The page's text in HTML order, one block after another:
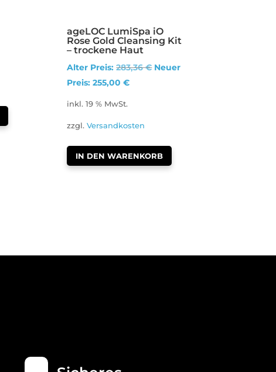
ageLOC LumiSpa iO
Rose Gold Cleansing Kit
– trockene Haut
Alter Preis: 283,36€ Ursprünglicher
Neuer
Preis: 255,00€Aktueller
255,00 €.
inkl. 19 % MwSt.
zzgl.Versandkosten
IN DEN WARENKORB